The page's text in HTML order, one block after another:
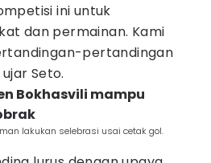
ini untuk
dan permainan. Kami
pertandingan
Seto.
Bokhasvili mampu
lakukan selebrasi usai cetak gol.